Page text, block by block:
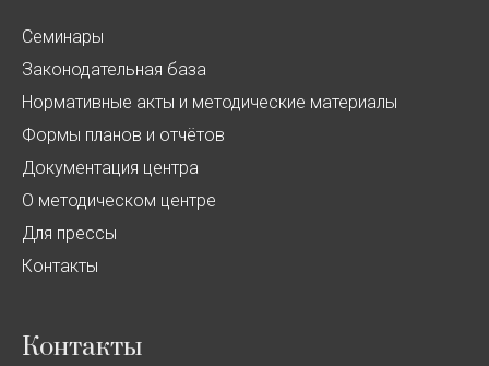
Семинары
Законодательная база
Нормативные акты и методические материалы
Формы планов и отчётов
Документация центра
О методическом центре
Для прессы
Контакты
Контакты